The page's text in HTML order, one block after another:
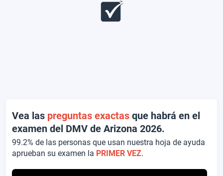
Vea las preguntas exactas que habrá en el
examen del DMV de Arizona 2026.
99.2% de las personas que usan nuestra hoja de ayuda
aprueban su examen la PRIMER VEZ.